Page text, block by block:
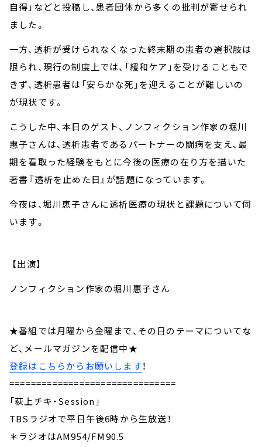
自得」などと投稿し、患者団体から多くの批判が寄せられ
ました。
一方、透析が受けられなくなった終末期の患者の選択肢は
限られ、現行の制度上では、「緩和ケア」を受けることもで
きず、透析患者は「安らかな死」を迎えることが難しいの
が現状です。
こうした中、本日のゲスト、ノンフィクション作家の堀川
惠子さんは、透析患者であるパートナーの闘病を支え、最
期を看取った経験をもとに今後の医療の在り方を描いた
著書『透析を止めた日』が話題になっています。
今夜は、堀川恵子さんに透析医療の現状と課題について伺
います。
【出演】
ノンフィクション作家の堀川惠子さん
★番組では月曜から金曜まで、その日のテーマについてな
ど、メールマガジンを配信中★
登録はこちらからお願いします！
===============================
「荻上チキ・Session」
TBSラジオで平日午後6時から生放送！
＊ラジオはAM954/FM90.5